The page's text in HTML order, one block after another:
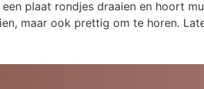
plaat rondjes draaien en hoort
maar ook prettig om te horen.